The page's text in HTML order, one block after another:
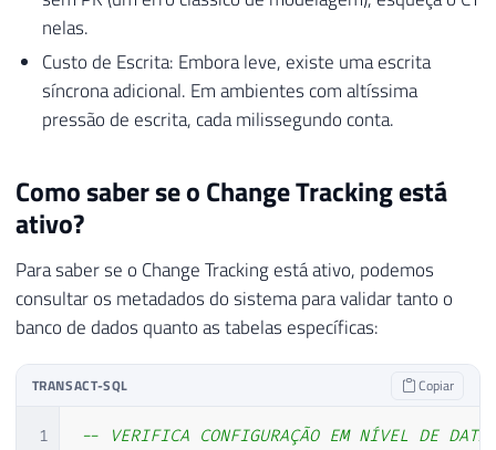
nelas.
Custo de Escrita: Embora leve, existe uma escrita
síncrona adicional. Em ambientes com altíssima
pressão de escrita, cada milissegundo conta.
Como saber se o Change Tracking está
ativo?
Para saber se o Change Tracking está ativo, podemos
consultar os metadados do sistema para validar tanto o
banco de dados quanto as tabelas específicas:
TRANSACT-SQL Copiar
1
-- VERIFICA CONFIGURAÇÃO EM NÍVEL DE